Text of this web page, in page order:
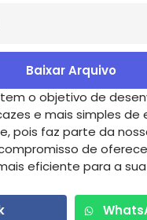
Baixar Arquivo
tem o objetivo de
e mais simples de
pois faz parte da
de
eficiente para a